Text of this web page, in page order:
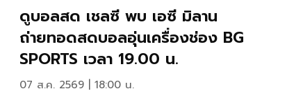
ดูบอลสด เชลซี พบ เอซี มิลาน
ถ่ายทอดสดบอลอุ่นเครื่องช่อง BG
SPORTS เวลา 19.00 น.
07 ส.ค. 2569 | 18:00 น.